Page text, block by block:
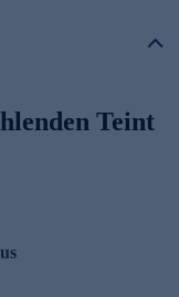
und hilft,
für ein frisches
von Hyaluronsäure,
der Haut zu
zu
Teint